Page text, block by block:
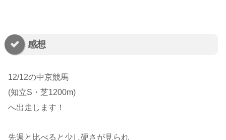
感想
12/12の中京競馬
(知立S・芝1200m)
へ出走します！
先週と比べると少し硬さが見られ